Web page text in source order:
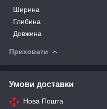
Ширина
Глибина
Довжина
Приховати
Умови доставки
Нова Пошта